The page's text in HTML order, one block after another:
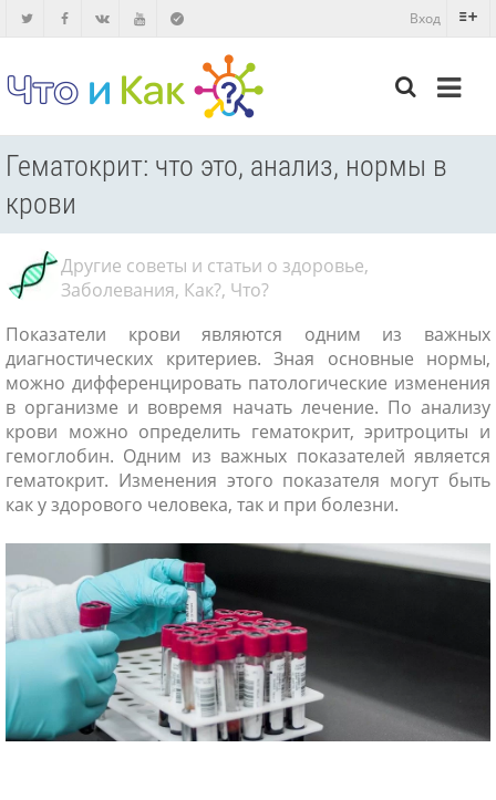
Вход
Гематокрит: что это, анализ, нормы в
крови
Другие советы и статьи о здоровье,
Заболевания, Как?, Что?
Показатели крови являются одним из важных
диагностических критериев. Зная основные нормы,
можно дифференцировать патологические изменения
в организме и вовремя начать лечение. По анализу
крови можно определить гематокрит, эритроциты и
гемоглобин. Одним из важных показателей является
гематокрит. Изменения этого показателя могут быть
как у здорового человека, так и при болезни.